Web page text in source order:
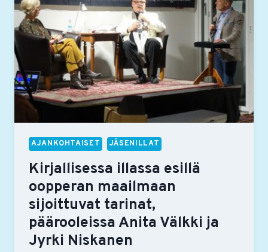
AJANKOHTAISET JÄSENILLAT
Kirjallisessa illassa esillä
oopperan maailmaan
sijoittuvat tarinat,
päärooleissa Anita Välkki ja
Jyrki Niskanen